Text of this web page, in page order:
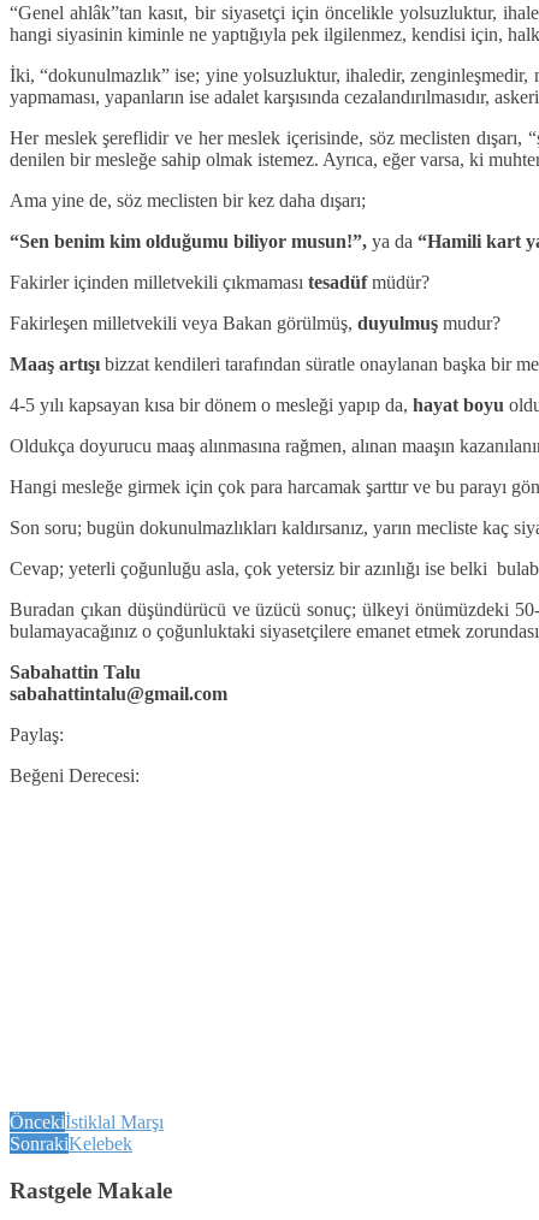
“Genel ahlâk”tan kasıt, bir siyasetçi için öncelikle yolsuzluktur,
hangi siyasinin kiminle ne yaptığıyla pek ilgilenmez, kendisi için,
İki, “dokunulmazlık” ise; yine yolsuzluktur, ihaledir, zenginleşmedir,
yapmaması, yapanların ise adalet karşısında cezalandırılmasıdır,
Her meslek şereflidir ve her meslek içerisinde, söz meclisten
denilen bir mesleğe sahip olmak istemez. Ayrıca, eğer varsa, ki
Ama yine de, söz meclisten bir kez daha dışarı;
“Sen benim kim olduğumu biliyor musun!”, ya da “Hamili kart
Fakirler içinden milletvekili çıkmaması tesadüfmüdür?
Fakirleşen milletvekili veya Bakan görülmüş, duyulmuş mudur?
Maaş artışı bizzat kendileri tarafından süratle onaylanan başka bir
4-5 yılı kapsayan kısa bir dönem o mesleği yapıp da, hayat boyu
Oldukça doyurucu maaş alınmasına rağmen, alınan maaşın
Hangi mesleğe girmek için çok para harcamak şarttır ve bu parayı
Son soru; bugün dokunulmazlıkları kaldırsanız, yarın mecliste kaç
Cevap; yeterli çoğunluğu asla, çok yetersiz bir azınlığı ise belki
Buradan çıkan düşündürücü ve üzücü sonuç; ülkeyi önümüzdeki 50-
bulamayacağınız o çoğunluktaki siyasetçilere emanet etmek
Sabahattin Talu
sabahattintalu@gmail.com
Paylaş:
Beğeni Derecesi:
Öncekiİstiklal Marşı
SonrakiKelebek
Rastgele Makale